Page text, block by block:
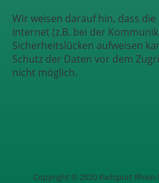
Wir weisen darauf hin, dass
Internet (z.B. bei der
Sicherheitslücken aufweisen
Schutz der Daten vor dem
nicht möglich.
Copyright © 2020 Radsport Rhein-